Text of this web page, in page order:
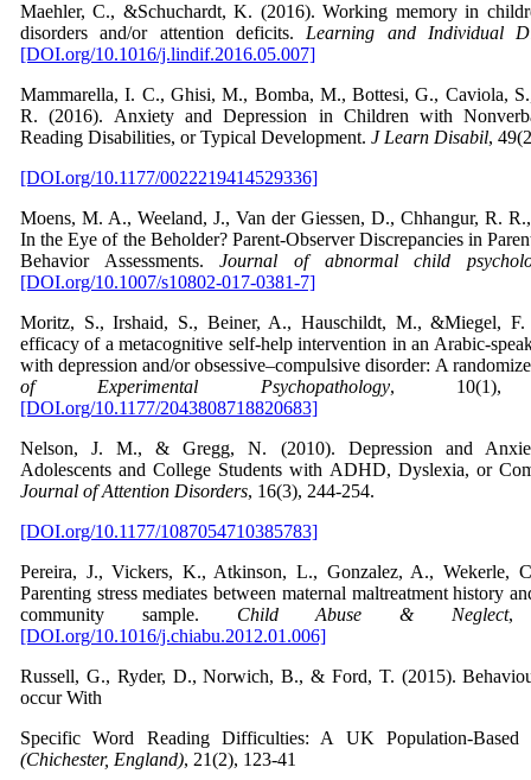
Maehler, C., &Schuchardt, K. (2016). Working memory in
disorders and/or attention deficits. Learning and Individual
[DOI.org/10.1016/j.lindif.2016.05.007]
Mammarella, I. C., Ghisi, M., Bomba, M., Bottesi, G., Caviola,
R. (2016). Anxiety and Depression in Children with
Reading Disabilities, or Typical Development. J Learn Disabil,
[DOI.org/10.1177/0022219414529336]
Moens, M. A., Weeland, J., Van der Giessen, D., Chhangur, R.
In the Eye of the Beholder? Parent-Observer Discrepancies in
Behavior Assessments.Journal of abnormal child
[DOI.org/10.1007/s10802-017-0381-7]
Moritz, S., Irshaid, S., Beiner, A., Hauschildt, M., &Miegel, F.
efficacy of a metacognitive self-help intervention in an Arabic-
with depression and/or obsessive–compulsive disorder: A
of Experimental Psychopathology, 10(1),
[DOI.org/10.1177/2043808718820683]
Nelson, J. M., & Gregg, N. (2010). Depression and
Adolescents and College Students with ADHD, Dyslexia, or
Journal of Attention Disorders, 16(3), 244-254.
[DOI.org/10.1177/1087054710385783]
Pereira, J., Vickers, K., Atkinson, L., Gonzalez, A., Wekerle,
Parenting stress mediates between maternal maltreatment history
community sample. Child Abuse & Neglect,
[DOI.org/10.1016/j.chiabu.2012.01.006]
Russell, G., Ryder, D., Norwich, B., & Ford, T. (2015).
occur With
Specific Word Reading Difficulties: A UK Population-
(Chichester, England), 21(2), 123-41